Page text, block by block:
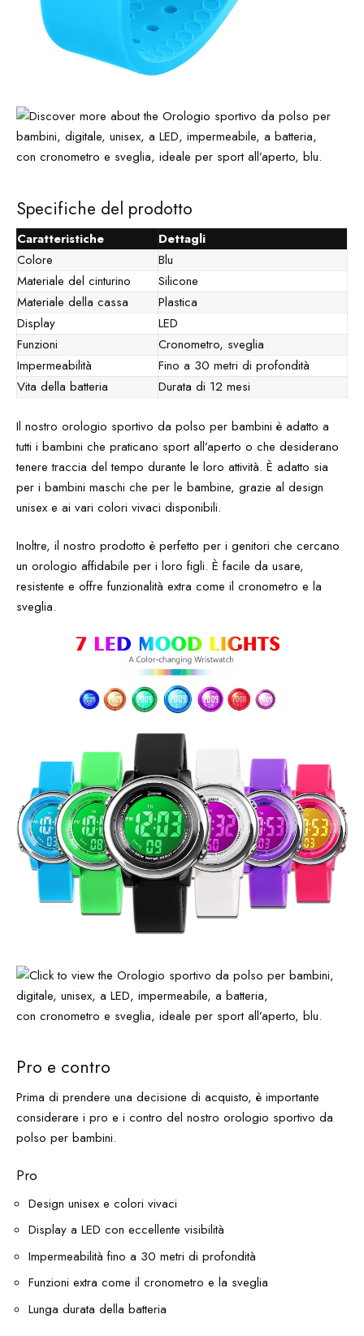
Specifiche del prodotto
Caratteristiche
Dettagli
Colore
Blu
Materiale del cinturino
Silicone
Materiale della cassa
Plastica
Display
LED
Funzioni
Cronometro, sveglia
Impermeabilità
Fino a 30 metri di profondità
Vita della batteria
Durata di 12 mesi
Il nostro orologio sportivo da polso per bambini è adatto a
tutti i bambini che praticano sport all’aperto o che desiderano
tenere traccia del tempo durante le loro attività. È adatto sia
per i bambini maschi che per le bambine, grazie al design
unisex e ai vari colori vivaci disponibili.
Inoltre, il nostro prodotto è perfetto per i genitori che cercano
un orologio affidabile per i loro figli. È facile da usare,
resistente e offre funzionalità extra come il cronometro e la
sveglia.
Pro e contro
Prima di prendere una decisione di acquisto, è importante
considerare i pro e i contro del nostro orologio sportivo da
polso per bambini.
Pro
Design unisex e colori vivaci
Display a LED con eccellente visibilità
Impermeabilità fino a 30 metri di profondità
Funzioni extra come il cronometro e la sveglia
Lunga durata della batteria